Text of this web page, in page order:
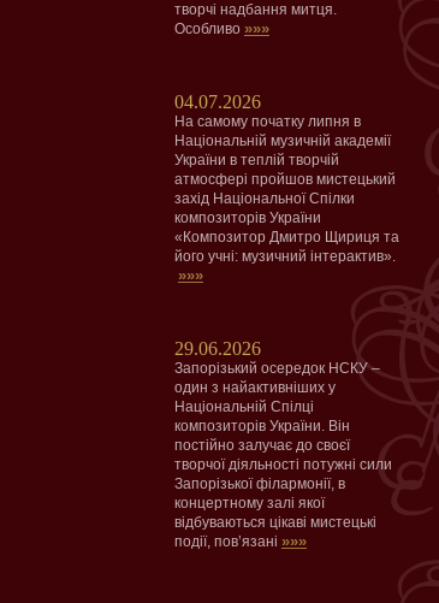
творчі надбання митця.
Особливо »»»
04.07.2026
На самому початку липня в
Національній музичній академії
України в теплій творчій
атмосфері пройшов мистецький
захід Національної Спілки
композиторів України
«Композитор Дмитро Щириця та
його учні: музичний інтерактив».
»»»
29.06.2026
Запорізький осередок НСКУ –
один з найактивніших у
Національній Спілці
композиторів України. Він
постійно залучає до своєї
творчої діяльності потужні сили
Запорізької філармонії, в
концертному залі якої
відбуваються цікаві мистецькі
події, пов’язані »»»